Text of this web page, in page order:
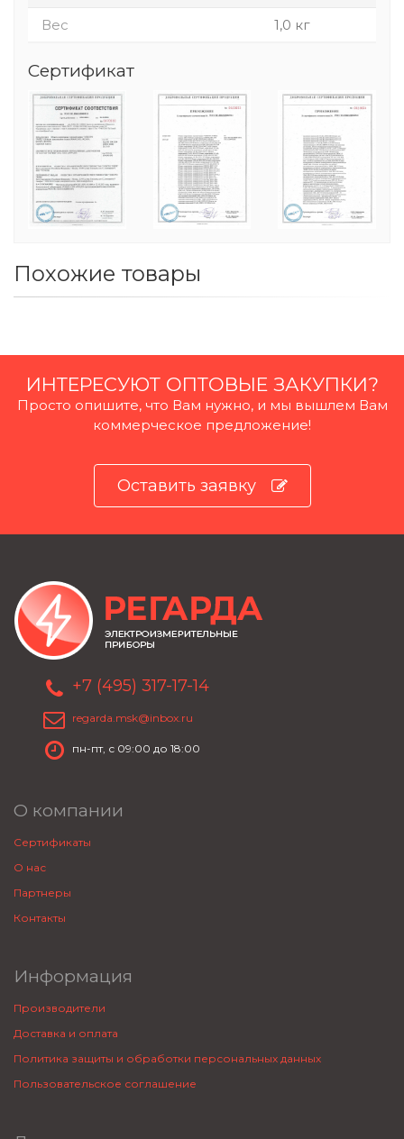
Вес 1,0 кг
Сертификат
Похожие товары
ИНТЕРЕСУЮТ ОПТОВЫЕ ЗАКУПКИ?
Просто опишите, что Вам нужно, и мы вышлем Вам
коммерческое предложение!
Оставить заявку
+7 (495) 317-17-14
regarda.msk@inbox.ru
пн-пт, с 09:00 до 18:00
О компании
Сертификаты
О нас
Партнеры
Контакты
Информация
Производители
Доставка и оплата
Политика защиты и обработки персональных данных
Пользовательское соглашение